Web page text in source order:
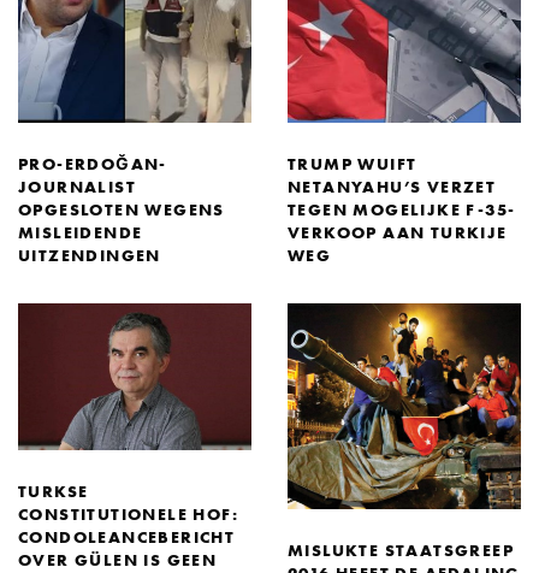
PRO-ERDOĞAN-
JOURNALIST
OPGESLOTEN WEGENS
MISLEIDENDE
UITZENDINGEN
TRUMP WUIFT
NETANYAHU’S VERZET
TEGEN MOGELIJKE F-35-
VERKOOP AAN TURKIJE
WEG
TURKSE
CONSTITUTIONELE HOF:
CONDOLEANCEBERICHT
OVER GÜLEN IS GEEN
MISLUKTE STAATSGREEP